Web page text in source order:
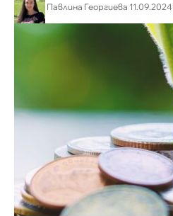
Павлина Георгиева 11.09.2024